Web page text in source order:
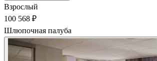
Взрослый
100 568 ₽
Шлюпочная палуба